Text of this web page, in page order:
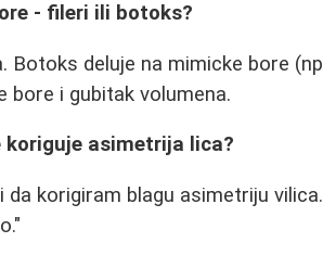
- fileri ili botoks?
Botoks deluje na mimicke bore
bore i gubitak volumena.
koriguje asimetrija lica?
da korigiram blagu asimetriju